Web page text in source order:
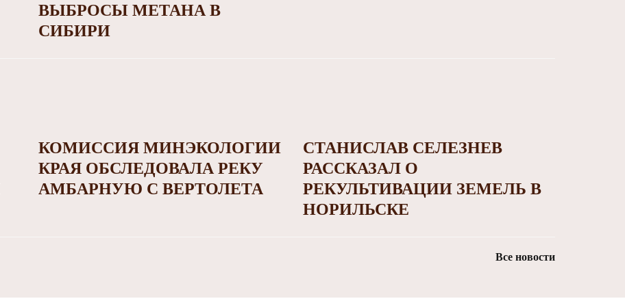
ВЫБРОСЫ МЕТАНА В
СИБИРИ
КОМИССИЯ МИНЭКОЛОГИИ
КРАЯ ОБСЛЕДОВАЛА РЕКУ
АМБАРНУЮ С ВЕРТОЛЕТА
СТАНИСЛАВ СЕЛЕЗНЕВ
РАССКАЗАЛ О
РЕКУЛЬТИВАЦИИ ЗЕМЕЛЬ В
НОРИЛЬСКЕ
Все новости